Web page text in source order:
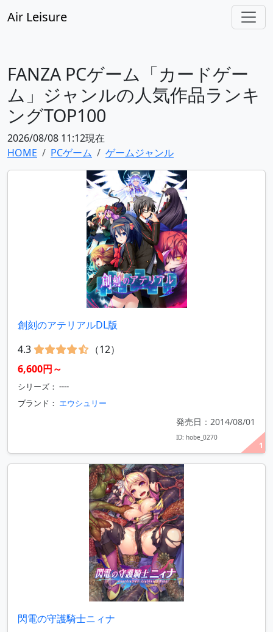
Air Leisure
FANZA PCゲーム「カードゲー
ム」ジャンルの人気作品ランキ
ングTOP100
2026/08/08 11:12現在
HOME
PCゲーム ゲームジャンル
1
創刻のアテリアルDL版
4.3
（12）
6,600円～
シリーズ： ----
ブランド： エウシュリー
発売日：2014/08/01
ID: hobe_0270
閃電の守護騎士ニィナ